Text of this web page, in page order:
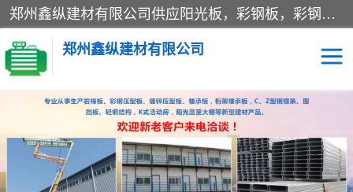
郑州鑫纵建材有限公司供应阳光板，彩钢板，彩钢钢构工程是一家集生产销售租赁安装于一体的企业，主要生产PC采光板，耐力板，仿古琉璃采光板，岩棉板、彩钢压型板、镀锌压型板、桁架楼承板，C、Z型钢檩条、围挡板、轻钢结构，阳光温室大棚等新型建材产品。公司旗下有多台移动式高空压瓦机租赁，承接全国各地业务，专业对外租赁各种型号压瓦机。
郑州鑫纵建材有限公司
高空瓦机租赁 ASA合成树脂仿古瓦
CZ型钢 FRP采光板